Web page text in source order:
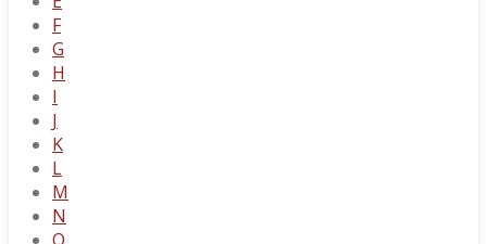
F
G
H
I
J
K
L
M
N